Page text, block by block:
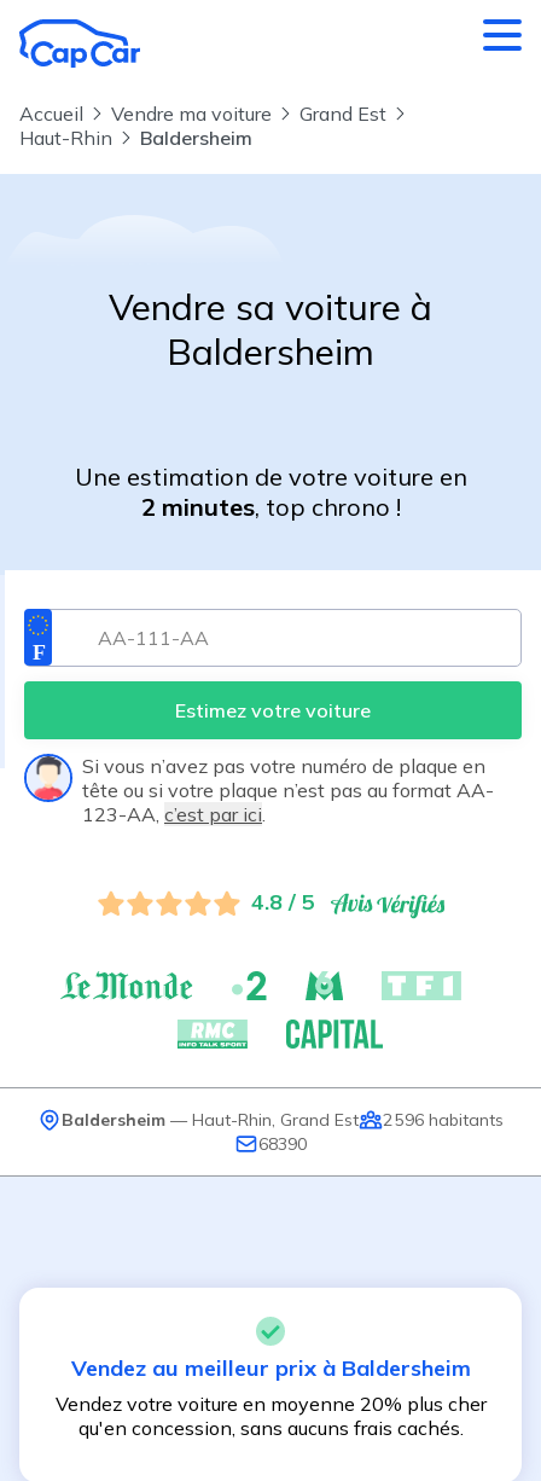
Accueil Vendre ma voiture
Grand Est
Haut-Rhin
Baldersheim
Vendre sa voiture à
Baldersheim
Une estimation de votre voiture en
2 minutes, top chrono !
Estimez votre voiture
Si vous n’avez pas votre numéro de plaque en
tête ou si votre plaque n’est pas au format AA-
123-AA, c’est par ici
4.8 / 5
Baldersheim — Haut-Rhin Grand Est 2 596 habitants
68390
Vendez au meilleur prix à Baldersheim
Vendez votre voiture en moyenne 20% plus cher
qu'en concession, sans aucuns frais cachés.